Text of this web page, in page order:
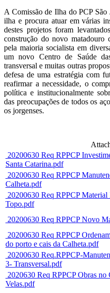
A Comissão de Ilha do PCP São
ilha e procura atuar em várias
destes projetos foram
construção do novo matadouro
pela maioria socialista em
um novo Centro de Saúde
transversal e muitas outras
defesa de uma estratégia com
reafirmar a necessidade, o
política e institucionalmente
das preocupações de todos os
os jorgenses.
20200630 Req RPPCP
Santa Catarina.pdf
20200630 Req RPPCP
Calheta.pdf
20200630 Req RPPCP
Topo.pdf
20200630 Req RPPCP Novo
20200630 Req RPPCP
do porto e cais da Calheta.pdf
20200630 Req.RPPCP-
3- Transversal.pdf
2020630 Req RPPCP Obras no
Velas.pdf